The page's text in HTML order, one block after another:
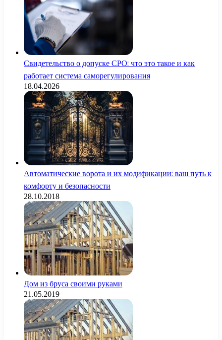
Свидетельство о допуске СРО: что это такое и как
работает система саморегулирования
18.04.2026
Автоматические ворота и их модификации: ваш путь к
комфорту и безопасности
28.10.2018
Дом из бруса своими руками
21.05.2019